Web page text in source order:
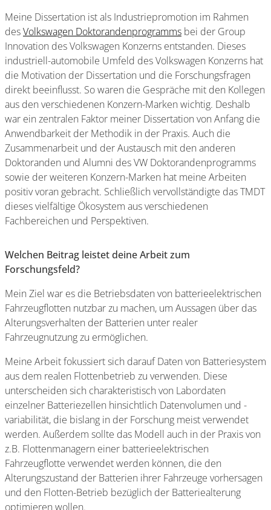
Meine Dissertation ist als Industriepromotion im Rahmen
desVolkswagen Doktorandenprogramms bei der Group
Innovation des Volkswagen Konzerns entstanden. Dieses
industriell-automobile Umfeld des Volkswagen Konzerns hat
die Motivation der Dissertation und die Forschungsfragen
direkt beeinflusst. So waren die Gespräche mit den Kollegen
aus den verschiedenen Konzern-Marken wichtig. Deshalb
war ein zentralen Faktor meiner Dissertation von Anfang die
Anwendbarkeit der Methodik in der Praxis. Auch die
Zusammenarbeit und der Austausch mit den anderen
Doktoranden und Alumni des VW Doktorandenprogramms
sowie der weiteren Konzern-Marken hat meine Arbeiten
positiv voran gebracht. Schließlich vervollständigte das TMDT
dieses vielfältige Ökosystem aus verschiedenen
Fachbereichen und Perspektiven.
Welchen Beitrag leistet deine Arbeit zum
Forschungsfeld?
Mein Ziel war es die Betriebsdaten von batterieelektrischen
Fahrzeugflotten nutzbar zu machen, um Aussagen über das
Alterungsverhalten der Batterien unter realer
Fahrzeugnutzung zu ermöglichen.
Meine Arbeit fokussiert sich darauf Daten von Batteriesystem
aus dem realen Flottenbetrieb zu verwenden. Diese
unterscheiden sich charakteristisch von Labordaten
einzelner Batteriezellen hinsichtlich Datenvolumen und -
variabilität, die bislang in der Forschung meist verwendet
werden. Außerdem sollte das Modell auch in der Praxis von
z.B. Flottenmanagern einer batterieelektrischen
Fahrzeugflotte verwendet werden können, die den
Alterungszustand der Batterien ihrer Fahrzeuge vorhersagen
und den Flotten-Betrieb bezüglich der Batteriealterung
optimieren wollen.